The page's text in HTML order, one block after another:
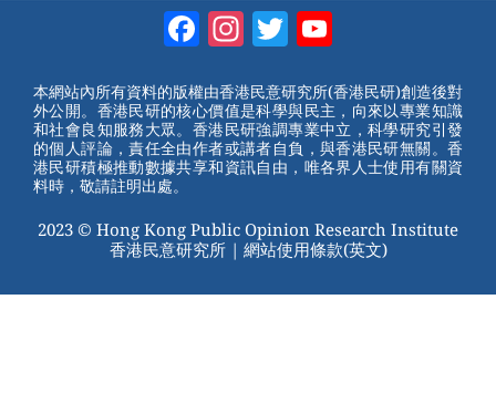
Facebook
Instagram
Twitter
本網站內所有資料的版權由香港民意研究所(香港民研)創造後對
外公開。香港民研的核心價值是科學與民主，向來以專業知識
和社會良知服務大眾。香港民研強調專業中立，科學研究引發
的個人評論，責任全由作者或講者自負，與香港民研無關。香
港民研積極推動數據共享和資訊自由，唯各界人士使用有關資
料時，敬請註明出處。
2023 © Hong Kong Public Opinion Research Institute
香港民意研究所 | 網站使用條款(英文)